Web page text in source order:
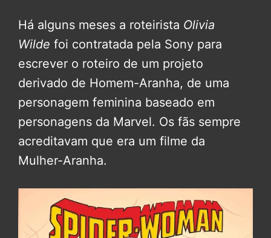
Há alguns meses a roteirista Olivia
Wilde foi contratada pela Sony para
escrever o roteiro de um projeto
derivado de Homem-Aranha, de uma
personagem feminina baseado em
personagens da Marvel. Os fãs sempre
acreditavam que era um filme da
Mulher-Aranha.